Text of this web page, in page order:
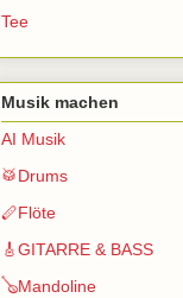
Tee
Musik machen
AI Musik
🥁Drums
🪈Flöte
🎸GITARRE & BASS
🪕Mandoline